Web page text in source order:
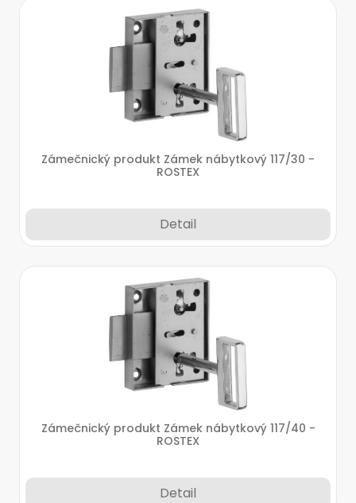
Zámečnický produkt Zámek nábytkový 117/30 -
ROSTEX
Detail
Zámečnický produkt Zámek nábytkový 117/40 -
ROSTEX
Detail